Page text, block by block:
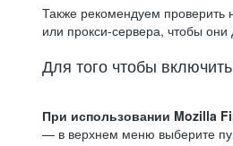
Также рекомендуем проверить
или прокси-сервера, чтобы
Для того чтобы
При использовании Mozilla
— в верхнем меню выберите